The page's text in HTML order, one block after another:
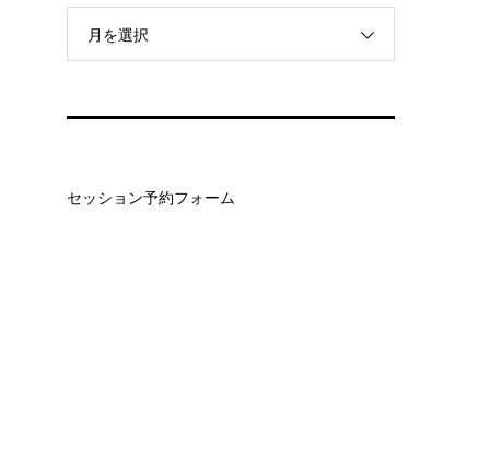
月を選択
セッション予約フォーム